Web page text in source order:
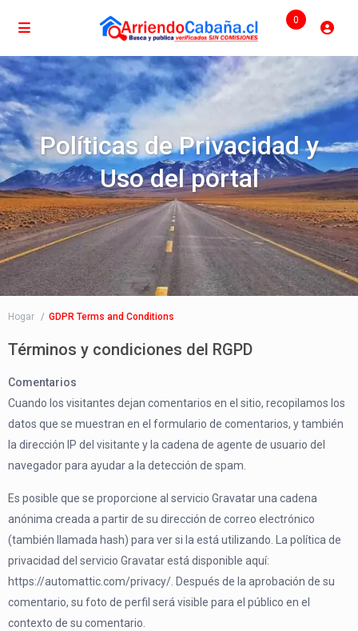
0
Políticas de Privacidad y
Uso del portal
Hogar GDPR Terms and Conditions
Términos y condiciones del RGPD
Comentarios
Cuando los visitantes dejan comentarios en el sitio, recopilamos los
datos que se muestran en el formulario de comentarios, y también
la dirección IP del visitante y la cadena de agente de usuario del
navegador para ayudar a la detección de spam.
Es posible que se proporcione al servicio Gravatar una cadena
anónima creada a partir de su dirección de correo electrónico
(también llamada hash) para ver si la está utilizando. La política de
privacidad del servicio Gravatar está disponible aquí:
https://automattic.com/privacy/. Después de la aprobación de su
comentario, su foto de perfil será visible para el público en el
contexto de su comentario.